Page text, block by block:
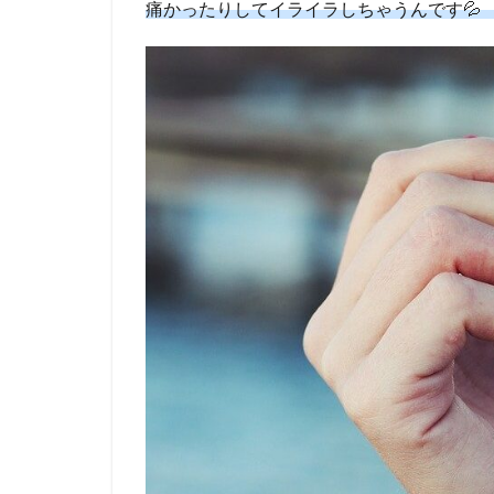
痛かったりしてイライラしちゃうんです